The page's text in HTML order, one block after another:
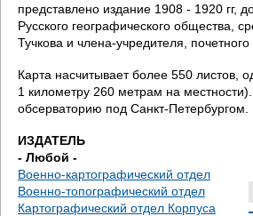
ы
з
д
с
ь
представлено издание 1908 - 1920 гг,
Русского географического общества,
Тучкова и члена-учредителя,
Карта насчитывает более 550 листов,
1 километру 260 метрам на
обсерваторию под Санкт-Петербургом.
ИЗДАТЕЛЬ
- Любой -
Военно-картографический отдел
Военно-топографический отдел
Картографический отдел Корпуса